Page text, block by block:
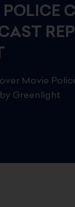
Movie
Greenlight